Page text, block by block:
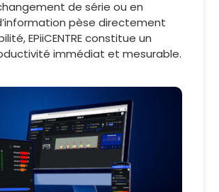
de série ou en
pèse directement
EPiiCENTRE constitue un
immédiat et mesurable.